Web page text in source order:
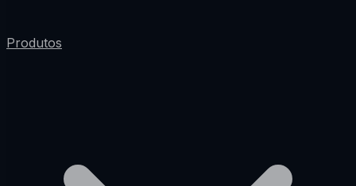
Produtos